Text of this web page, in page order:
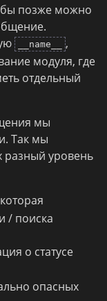
позже можно
__name__
,
модуля, где
отдельный
мы
Так мы
уровень
/ поиска
о статусе
опасных